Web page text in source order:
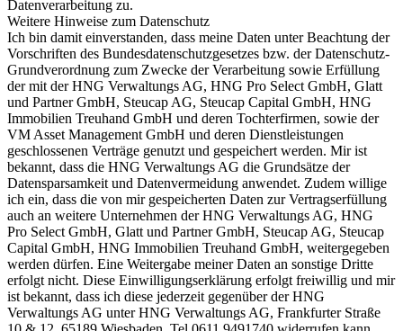
Datenverarbeitung zu.
Weitere Hinweise zum Datenschutz
Ich bin damit einverstanden, dass meine Daten unter Beachtung der
Vorschriften des Bundesdatenschutzgesetzes bzw. der Datenschutz-
Grundverordnung zum Zwecke der Verarbeitung sowie Erfüllung
der mit der HNG Verwaltungs AG, HNG Pro Select GmbH, Glatt
und Partner GmbH, Steucap AG, Steucap Capital GmbH, HNG
Immobilien Treuhand GmbH und deren Tochterfirmen, sowie der
VM Asset Management GmbH und deren Dienstleistungen
geschlossenen Verträge genutzt und gespeichert werden. Mir ist
bekannt, dass die HNG Verwaltungs AG die Grundsätze der
Datensparsamkeit und Datenvermeidung anwendet. Zudem willige
ich ein, dass die von mir gespeicherten Daten zur Vertragserfüllung
auch an weitere Unternehmen der HNG Verwaltungs AG, HNG
Pro Select GmbH, Glatt und Partner GmbH, Steucap AG, Steucap
Capital GmbH, HNG Immobilien Treuhand GmbH, weitergegeben
werden dürfen. Eine Weitergabe meiner Daten an sonstige Dritte
erfolgt nicht. Diese Einwilligungserklärung erfolgt freiwillig und mir
ist bekannt, dass ich diese jederzeit gegenüber der HNG
Verwaltungs AG unter HNG Verwaltungs AG, Frankfurter Straße